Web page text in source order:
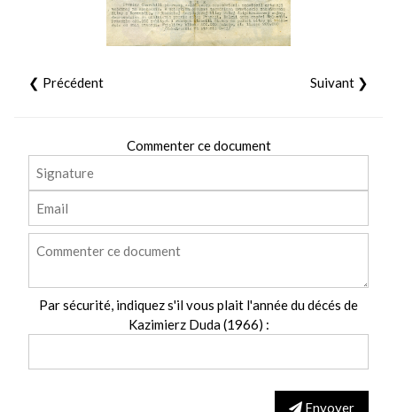
❮ Précédent Suivant ❯
Commenter ce document
Par sécurité, indiquez s'il vous plait l'année du décés de
Kazimierz Duda (1966) :
Envoyer